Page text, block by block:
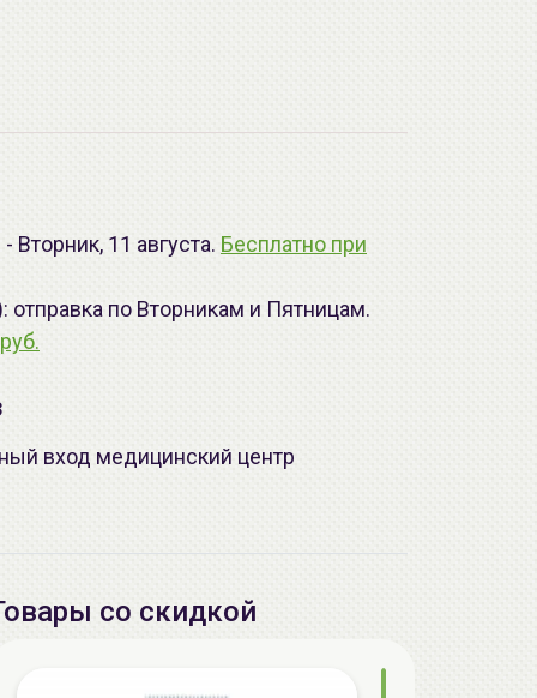
11 августа. Бесплатно при
отправка по Вторникам и Пятницам.
вход медицинский центр
со скидкой